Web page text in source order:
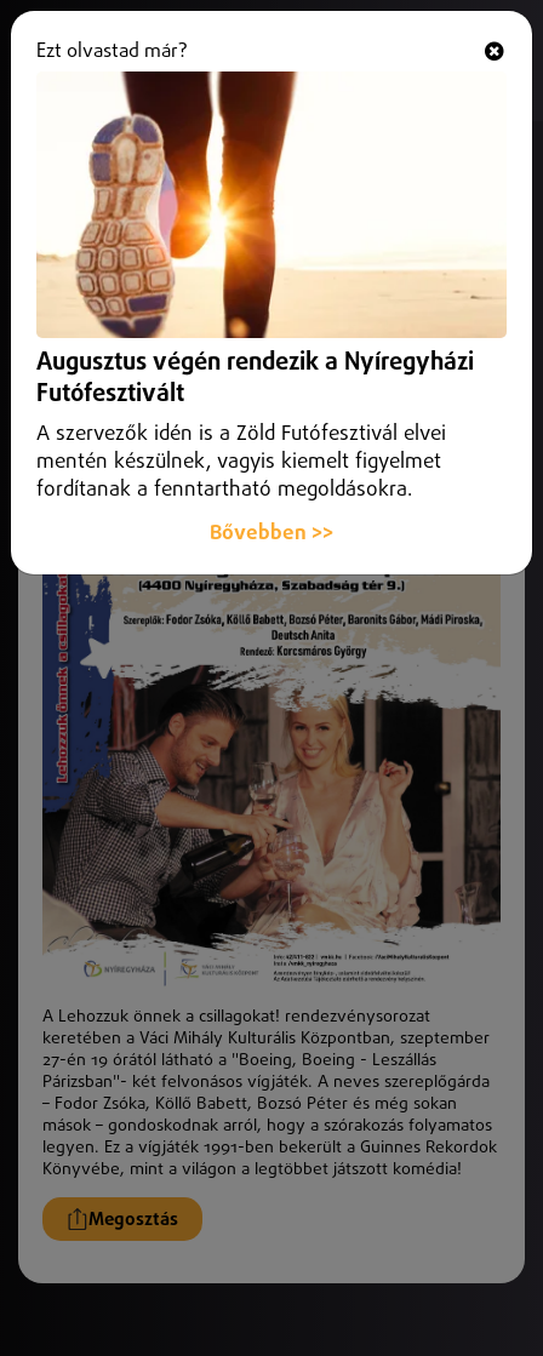
Nevetésre felkészülni, leszállunk
Párizsban!
2024. szeptember 09. Programajánló
Nevetésre felkészülni, leszállunk Párizsban!
A Lehozzuk önnek a csillagokat! rendezvénysorozat
keretében a Váci Mihály Kulturális Központban, szeptember
27-én 19 órától látható a "Boeing, Boeing - Leszállás
Párizsban"- két felvonásos vígjáték. A neves szereplőgárda
– Fodor Zsóka, Köllő Babett, Bozsó Péter és még sokan
mások – gondoskodnak arról, hogy a szórakozás folyamatos
legyen. Ez a vígjáték 1991-ben bekerült a Guinnes Rekordok
Könyvébe, mint a világon a legtöbbet játszott komédia!
Megosztás
Ezt olvastad már?
Augusztus végén rendezik a Nyíregyházi
Futófesztivált
A szervezők idén is a Zöld Futófesztivál elvei
mentén készülnek, vagyis kiemelt figyelmet
fordítanak a fenntartható megoldásokra.
Bővebben >>